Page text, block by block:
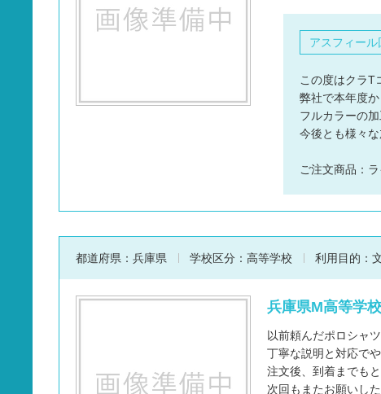
アスフィール
この度はクラT
弊社で本年度
フルカラーの
今後とも様々
ご注文商品：
都道府県： 兵庫県 学校区分： 高等学校 利用目的：
兵庫県M高等学
以前頼んだポロシャ
丁寧な説明と対応で
注文後、到着までも
次回もまたお願いし